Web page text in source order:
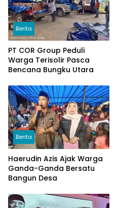
Berita
PT COR Group Peduli
Warga Terisolir Pasca
Bencana Bungku Utara
Berita
Haerudin Azis Ajak Warga
Ganda-Ganda Bersatu
Bangun Desa